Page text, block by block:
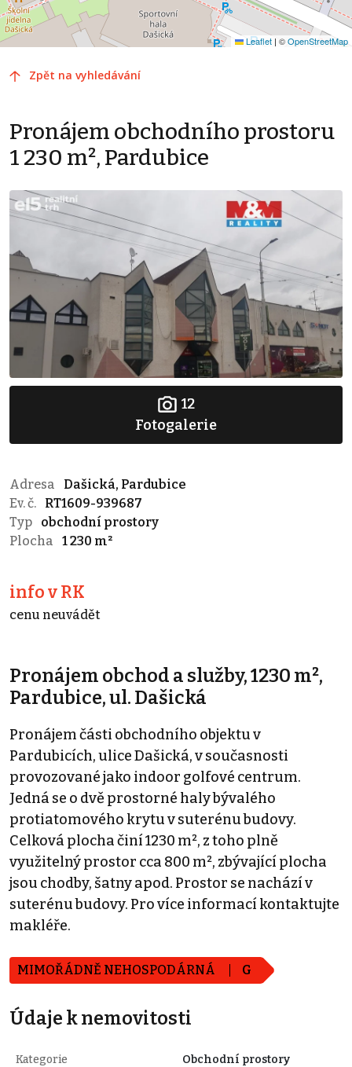
Leaflet | ©OpenStreetMap
Zpět na vyhledávání
Pronájem obchodního prostoru
1 230 m², Pardubice
12
Fotogalerie
Adresa
Dašická, Pardubice
Ev. č.
RT1609-939687
Typ
obchodní prostory
Plocha
1 230 m²
info v RK
cenu neuvádět
Pronájem obchod a služby, 1230 m²,
Pardubice, ul. Dašická
Pronájem části obchodního objektu v
Pardubicích, ulice Dašická, v současnosti
provozované jako indoor golfové centrum.
Jedná se o dvě prostorné haly bývalého
protiatomového krytu v suterénu budovy.
Celková plocha činí 1230 m², z toho plně
využitelný prostor cca 800 m², zbývající plocha
jsou chodby, šatny apod. Prostor se nachází v
suterénu budovy. Pro více informací kontaktujte
makléře.
MIMOŘÁDNĚ NEHOSPODÁRNÁ G
Údaje k nemovitosti
Kategorie Obchodní prostory